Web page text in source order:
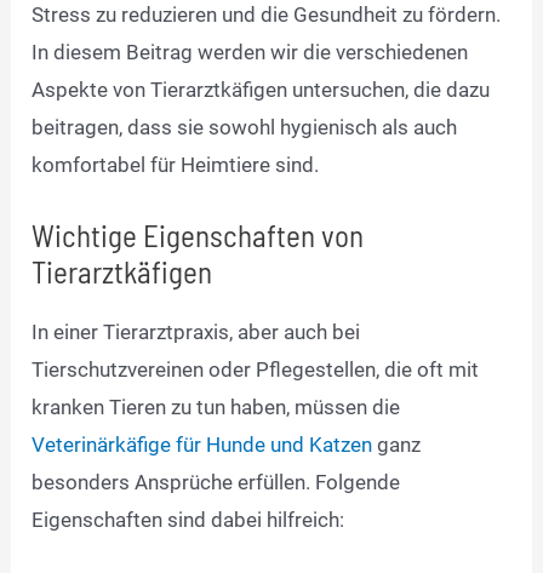
Stress zu reduzieren und die Gesundheit zu fördern.
In diesem Beitrag werden wir die verschiedenen
Aspekte von Tierarztkäfigen untersuchen, die dazu
beitragen, dass sie sowohl hygienisch als auch
komfortabel für Heimtiere sind.
Wichtige Eigenschaften von
Tierarztkäfigen
In einer Tierarztpraxis, aber auch bei
Tierschutzvereinen oder Pflegestellen, die oft mit
kranken Tieren zu tun haben, müssen die
Veterinärkäfige für Hunde und Katzen ganz
besonders Ansprüche erfüllen. Folgende
Eigenschaften sind dabei hilfreich: